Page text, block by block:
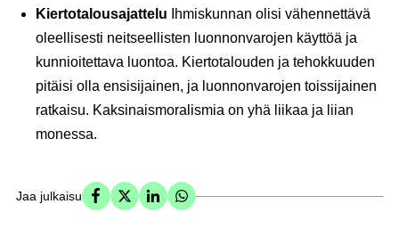
Kiertotalousajattelu
Ihmiskunnan olisi vähennettävä
oleellisesti neitseellisten luonnonvarojen käyttöä ja
kunnioitettava luontoa. Kiertotalouden ja tehokkuuden
pitäisi olla ensisijainen, ja luonnonvarojen toissijainen
ratkaisu. Kaksinaismoralismia on yhä liikaa ja liian
monessa.
Jaa julkaisu